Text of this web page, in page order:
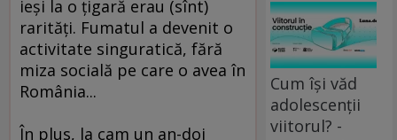
ieşi la o ţigară erau (sînt)
rarităţi. Fumatul a devenit o
activitate singuratică, fără
miza socială pe care o avea în
România...
În plus, la cam un an-doi
Cum își văd
adolescenții
viitorul? -